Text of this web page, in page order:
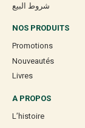
شروط البيع
NOS PRODUITS
Promotions
Nouveautés
Livres
A PROPOS
L’histoire